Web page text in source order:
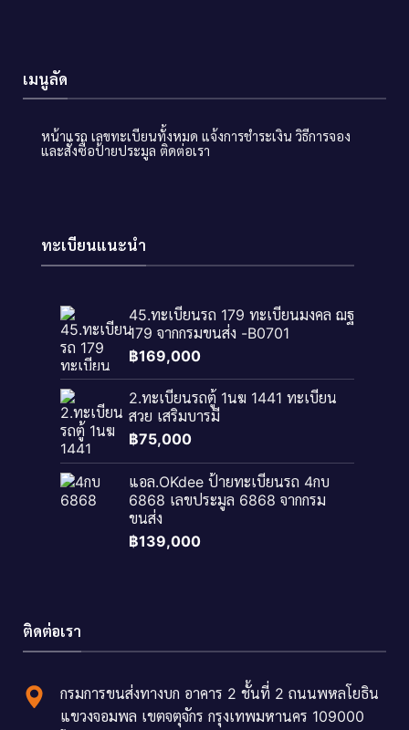
เมนูลัด
หน้าแรก เลขทะเบียนทั้งหมด แจ้งการชำระเงิน วิธีการจอง
และสั่งซื้อป้ายประมูล ติดต่อเรา
ทะเบียนแนะนำ
45.ทะเบียนรถ 179 ทะเบียนมงคล ฌฐ
179 จากกรมขนส่ง -B0701
฿169,000
2.ทะเบียนรถตู้ 1นฆ 1441 ทะเบียน
สวย เสริมบารมี
฿75,000
แอล.OKdee ป้ายทะเบียนรถ 4กบ
6868 เลขประมูล 6868 จากกรม
ขนส่ง
฿139,000
ติดต่อเรา
กรมการขนส่งทางบก อาคาร 2 ชั้นที่ 2 ถนนพหลโยธิน
แขวงจอมพล เขตจตุจักร กรุงเทพมหานคร 109000